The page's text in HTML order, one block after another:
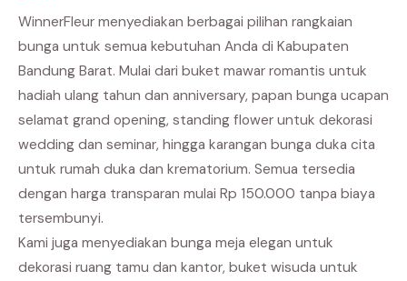
WinnerFleur menyediakan berbagai pilihan rangkaian
bunga untuk semua kebutuhan Anda di Kabupaten
Bandung Barat. Mulai dari buket mawar romantis untuk
hadiah ulang tahun dan anniversary, papan bunga ucapan
selamat grand opening, standing flower untuk dekorasi
wedding dan seminar, hingga karangan bunga duka cita
untuk rumah duka dan krematorium. Semua tersedia
dengan harga transparan mulai Rp 150.000 tanpa biaya
tersembunyi.
Kami juga menyediakan bunga meja elegan untuk
dekorasi ruang tamu dan kantor, buket wisuda untuk